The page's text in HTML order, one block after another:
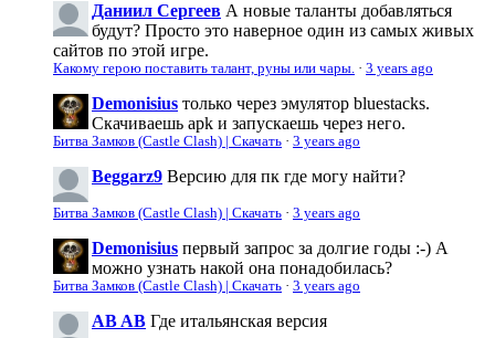
Даниил Сергеев А новые таланты добавляться
будут? Просто это наверное один из самых живых
сайтов по этой игре.
Какому герою поставить талант, руны или чары. · 3 years ago
Demonisius только через эмулятор bluestacks.
Скачиваешь apk и запускаешь через него.
Битва Замков (Castle Clash) | Скачать · 3 years ago
Beggarz9 Версию для пк где могу найти?
Битва Замков (Castle Clash) | Скачать · 3 years ago
Demonisius первый запрос за долгие годы :-) А
можно узнать накой она понадобилась?
Битва Замков (Castle Clash) | Скачать · 3 years ago
AB AB Где итальянская версия